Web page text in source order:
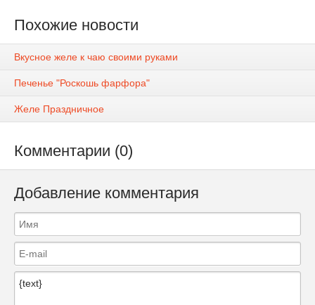
Похожие новости
Вкусное желе к чаю своими руками
Печенье "Роскошь фарфора"
Желе Праздничное
Комментарии (0)
Добавление комментария